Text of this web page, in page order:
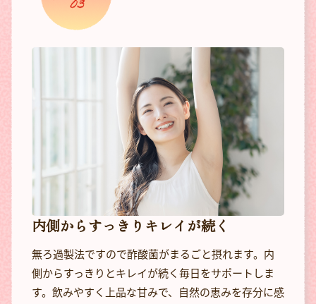
内側からすっきりキレイが続く
無ろ過製法ですので酢酸菌がまるごと摂れます。内
側からすっきりとキレイが続く毎日をサポートしま
す。飲みやすく上品な甘みで、自然の恵みを存分に感